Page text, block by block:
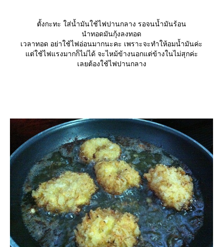
ตั้งกะทะ ใส่น้ำมันใช้ไฟปานกลาง รอจนน้ำมันร้อน
นำทอดมันกุ้งลงทอด
เวลาทอด อย่าใช้ไฟอ่อนมากนะคะ เพราะจะทำให้อมน้ำมันค่ะ
ต่ใช้ไฟแรงมากก็ไม่ได้ จะไหม้ข้างนอกแต่ข้างในไม่สุกค่ะ
เลยต้องใช้ไฟปานกลาง